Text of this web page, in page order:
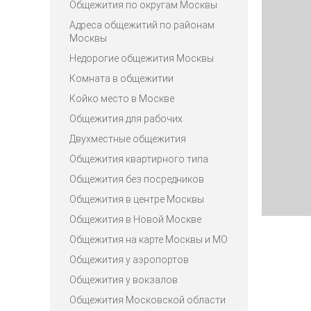
Общежития по округам Москвы
Адреса общежитий по районам
Москвы
Недорогие общежития Москвы
Комната в общежитии
Койко место в Москве
Общежития для рабочих
Двухместные общежития
Общежития квартирного типа
Общежития без посредников
Общежития в центре Москвы
Общежития в Новой Москве
Общежития на карте Москвы и МО
Общежития у аэропортов
Общежития у вокзалов
Общежития Московской области